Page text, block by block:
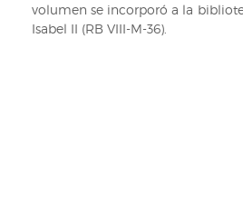
volumen se incorporó a la
Isabel II (RB VIII-M-36).